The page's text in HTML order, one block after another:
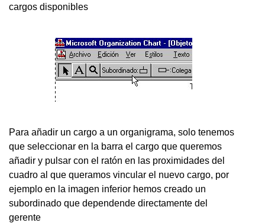
cargos disponibles
Para añadir un cargo a un organigrama, solo tenemos
que seleccionar en la barra el cargo que queremos
añadir y pulsar con el ratón en las proximidades del
cuadro al que queramos vincular el nuevo cargo, por
ejemplo en la imagen inferior hemos creado un
subordinado que dependende directamente del
gerente